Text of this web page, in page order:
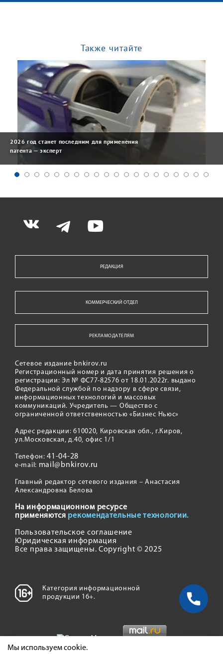
Также читайте
2026 год станет последним для применения
патента — эксперт
РЕДАКЦИЯ
КОММЕРЧЕСКИЙ ОТДЕЛ
РЕКЛАМОДАТЕЛЯМ
Сетевое издание bnkirov.ru
Регистрационный номер и дата принятия решения о
регистрации: Эл № ФС77-82576 от 18.01.2022г. выдано
Федеральной службой по надзору в сфере связи,
информационных технологий и массовых
коммуникаций. Учредитель — Общество с
ограниченной ответственностью «Бизнес Ньюс»
Адрес редакции: 610020, Кировская обл., г.Киров,
ул.Московская, д.40, офис 1/1
Телефон:41-04-28
e-mail: mail@bnkirov.ru
Главный редактор сетевого издания – Анастасия
Александровна Белова
На информационном ресурсе
применяются рекомендательные технологии.
Пользовательское соглашение
Юридическая информация
Все права защищены. Copyright © 2025
Категория информационной
продукции 16+.
Мы используем cookie.